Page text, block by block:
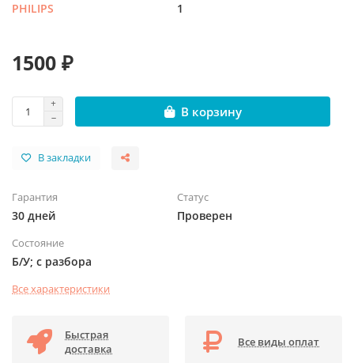
PHILIPS 1
1500 ₽
В корзину
В закладки
Гарантия
30 дней
Статус
Проверен
Состояние
Б/У; с разбора
Все характеристики
Быстрая
доставка
Все виды оплат